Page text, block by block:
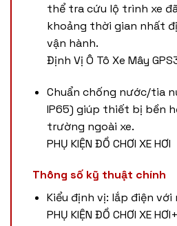
thể tra cứu lộ trình xe
khoảng thời gian nhất
vận hành.
Định Vị Ô Tô Xe Mây
Chuẩn chống nước/tia
IP65) giúp thiết bị bền
trường ngoài xe.
PHỤ KIỆN ĐỒ CHƠI XE HƠI
Thông số kỹ thuật chính
Kiểu định vị: lắp điện với
PHỤ KIỆN ĐỒ CHƠI XE HƠI